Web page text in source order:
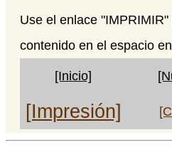
Use el enlace
contenido en el espacio
[Inicio]
[Impresión]